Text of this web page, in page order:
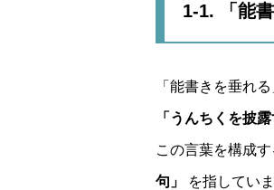
1-1. 「能
「能書きを垂れ
「うんちくを披
この言葉を構成
句」 を指してい